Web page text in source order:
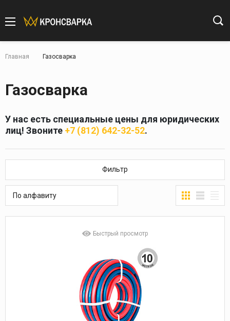
Главная Газосварка
Газосварка
У нас есть специальные цены для юридических
лиц! Звоните +7 (812) 642-32-52.
Фильтр
По алфавиту
Быстрый просмотр